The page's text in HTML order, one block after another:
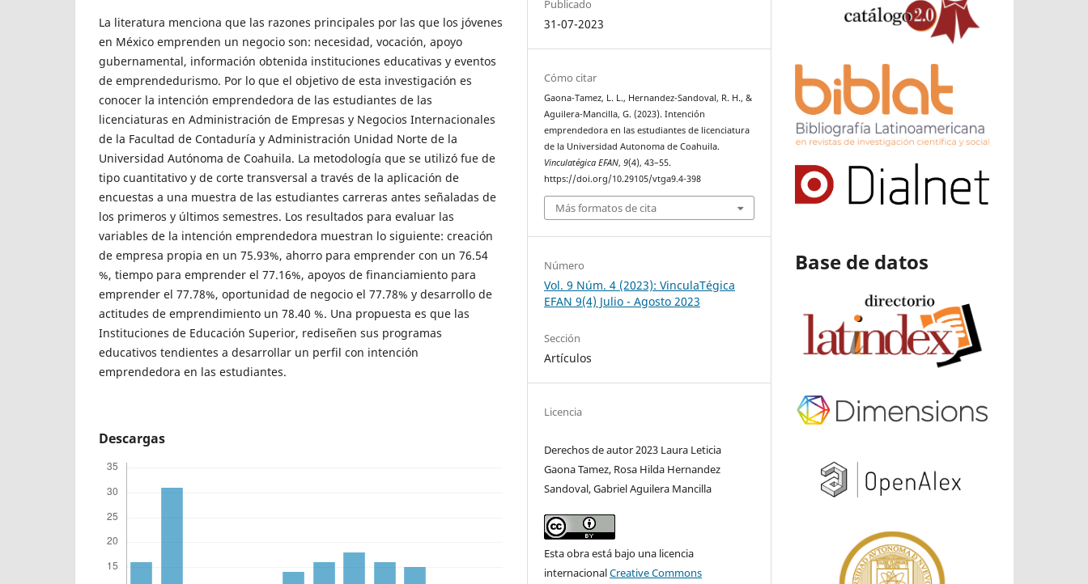
La literatura menciona que las razones principales por las que los jóvenes
en México emprenden un negocio son: necesidad, vocación, apoyo
gubernamental, información obtenida instituciones educativas y eventos
de emprendedurismo. Por lo que el objetivo de esta investigación es
conocer la intención emprendedora de las estudiantes de las
licenciaturas en Administración de Empresas y Negocios Internacionales
de la Facultad de Contaduría y Administración Unidad Norte de la
Universidad Autónoma de Coahuila. La metodología que se utilizó fue de
tipo cuantitativo y de corte transversal a través de la aplicación de
encuestas a una muestra de las estudiantes carreras antes señaladas de
los primeros y últimos semestres. Los resultados para evaluar las
variables de la intención emprendedora muestran lo siguiente: creación
de empresa propia en un 75.93%, ahorro para emprender con un 76.54
%, tiempo para emprender el 77.16%, apoyos de financiamiento para
emprender el 77.78%, oportunidad de negocio el 77.78% y desarrollo de
actitudes de emprendimiento un 78.40 %. Una propuesta es que las
Instituciones de Educación Superior, rediseñen sus programas
educativos tendientes a desarrollar un perfil con intención
emprendedora en las estudiantes.
Descargas
Publicado
31-07-2023
Cómo citar
Gaona-Tamez, L. L., Hernandez-Sandoval, R. H., &
Aguilera-Mancilla, G. (2023). Intención
emprendedora en las estudiantes de licenciatura
de la Universidad Autonoma de Coahuila.
Vinculatégica EFAN,9(4), 43–55.
https://doi.org/10.29105/vtga9.4-398
Más formatos de cita
Número
Vol. 9 Núm. 4 (2023): VinculaTégica
EFAN 9(4) Julio - Agosto 2023
Sección
Artículos
Licencia
Derechos de autor 2023 Laura Leticia
Gaona Tamez, Rosa Hilda Hernandez
Sandoval, Gabriel Aguilera Mancilla
Esta obra está bajo una licencia
internacionalCreative Commons
Base de datos